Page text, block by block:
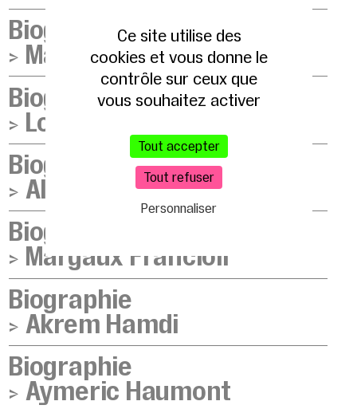
Biographie
> Marine Barbarit
Biographie
> Lola Blanchard
Biographie
> Alix Corre
Biographie
> Margaux Francioli
Biographie
> Akrem Hamdi
Biographie
> Aymeric Haumont
Ce site utilise des
cookies et vous donne le
contrôle sur ceux que
vous souhaitez activer
Tout accepter
Tout refuser
Personnaliser